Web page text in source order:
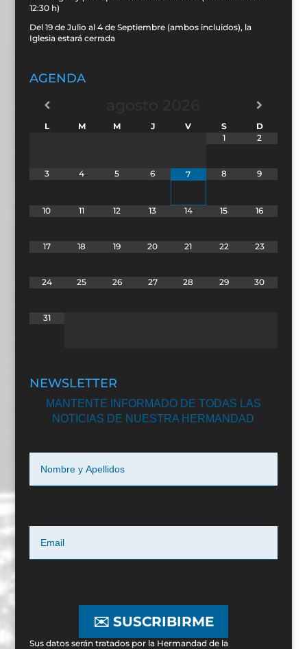
12:30 h)
Del 19 de Julio al 4 de Septiembre (ambos incluidos), la
Iglesia estará cerrada
AGENDA
L M M J V S
D
1
2
3 4 5 6 7 8 9
10 11 12 13 14 15 16
17 18 19 20 21 22 23
24 25 26 27 28 29 30
31
NEWSLETTER
MANTENTE INFORMADO DE TODAS LAS
NOTICIAS DE NUESTRA HERMANDAD
✉️ SUSCRIBIRME
Sus datos serán tratados por la Hermandad de la